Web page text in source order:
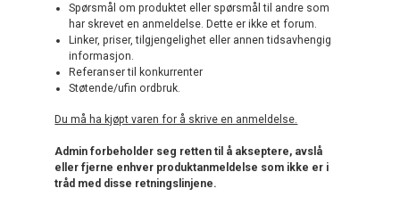
Spørsmål om produktet eller spørsmål til andre som
har skrevet en anmeldelse. Dette er ikke et forum.
Linker, priser, tilgjengelighet eller annen tidsavhengig
informasjon.
Referanser til konkurrenter
Støtende/ufin ordbruk.
Du må ha kjøpt varen for å skrive en anmeldelse.
Admin forbeholder seg retten til å akseptere, avslå
eller fjerne enhver produktanmeldelse som ikke er i
tråd med disse retningslinjene.